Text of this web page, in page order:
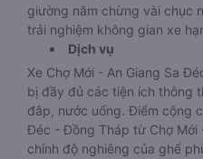
giường nằm chừng vài chục
trải nghiệm không gian xe
Dịch vụ
Xe Chợ Mới - An Giang Sa
bị đầy đủ các tiện ích thông
đắp, nước uống. Điểm cộng
Đéc - Đồng Tháp từ Chợ Mới
chỉnh độ nghiêng của ghế